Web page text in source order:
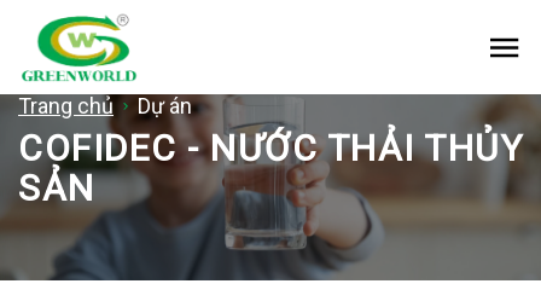
Trang chủ Dự án
COFIDEC - NƯỚC THẢI THỦY
SẢN